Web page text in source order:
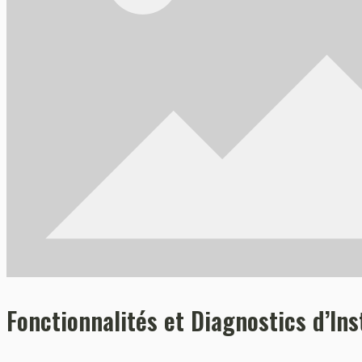
Fonctionnalités et Diagnostics